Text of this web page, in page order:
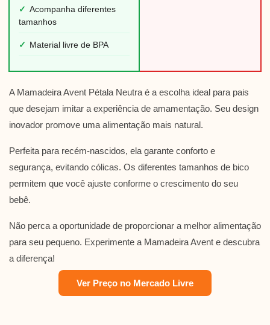
✓ Acompanha diferentes
tamanhos
✓ Material livre de BPA
A Mamadeira Avent Pétala Neutra é a escolha ideal para pais
que desejam imitar a experiência de amamentação. Seu design
inovador promove uma alimentação mais natural.
Perfeita para recém-nascidos, ela garante conforto e
segurança, evitando cólicas. Os diferentes tamanhos de bico
permitem que você ajuste conforme o crescimento do seu
bebê.
Não perca a oportunidade de proporcionar a melhor alimentação
para seu pequeno. Experimente a Mamadeira Avent e descubra
a diferença!
Ver Preço no Mercado Livre